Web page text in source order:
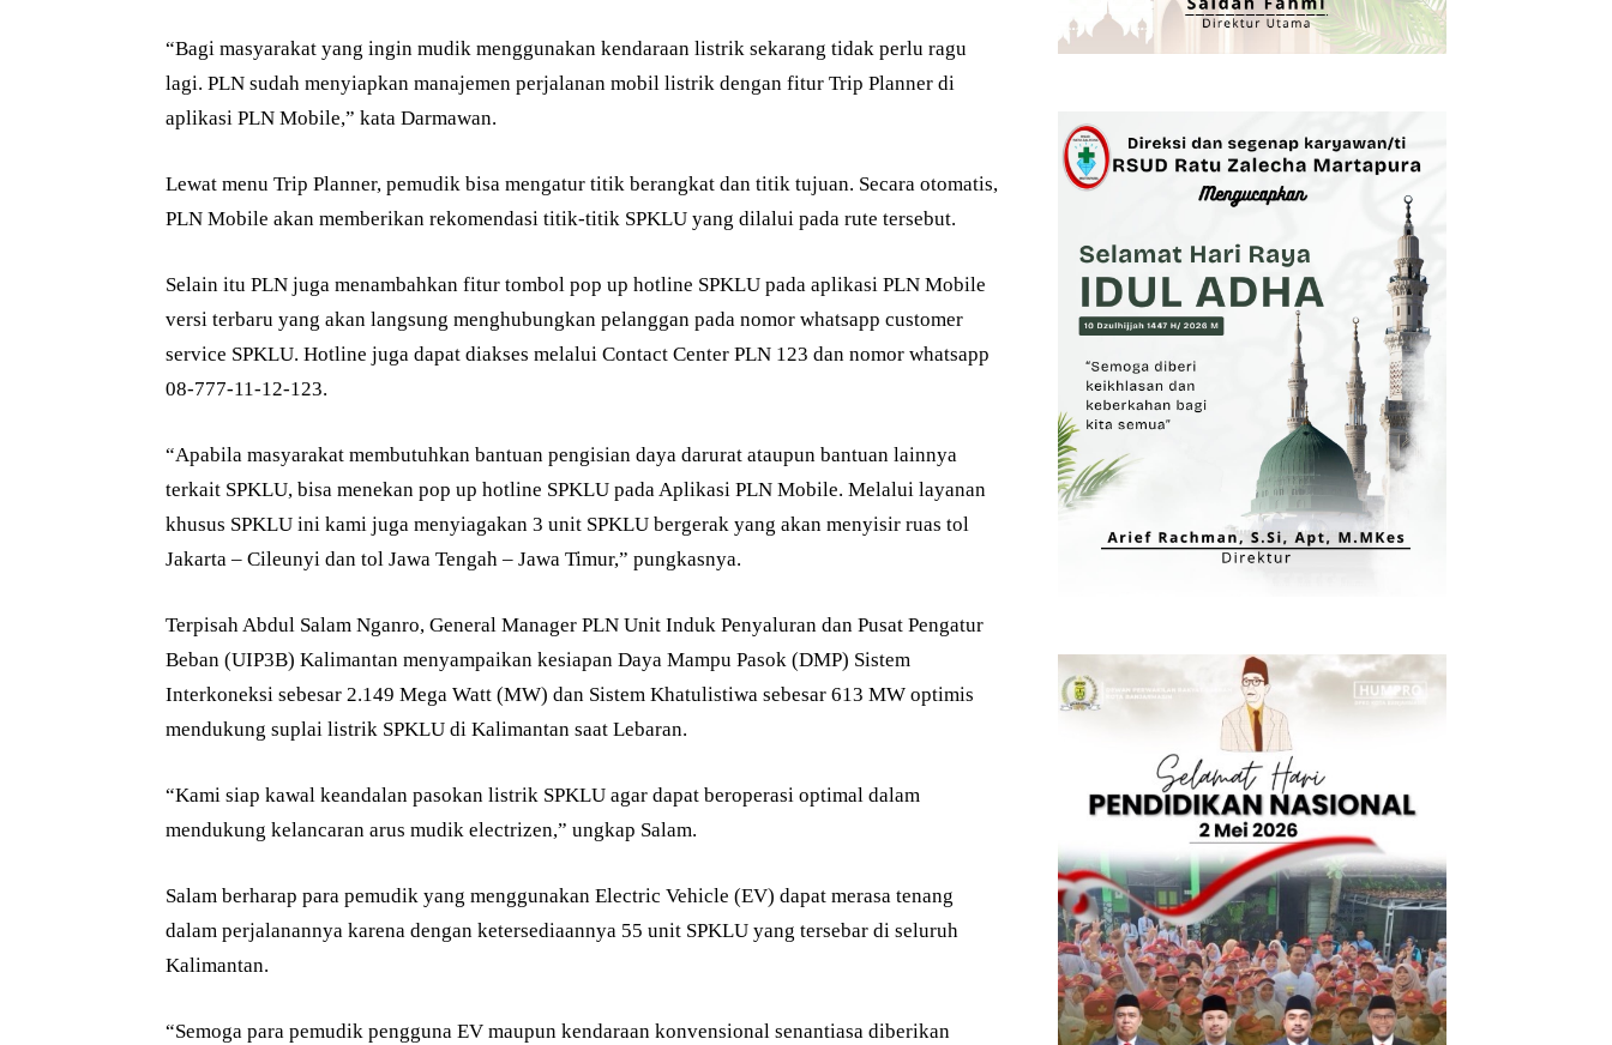
“Bagi masyarakat yang ingin mudik menggunakan kendaraan listrik sekarang tidak perlu ragu
lagi. PLN sudah menyiapkan manajemen perjalanan mobil listrik dengan fitur Trip Planner di
aplikasi PLN Mobile,” kata Darmawan.
Lewat menu Trip Planner, pemudik bisa mengatur titik berangkat dan titik tujuan. Secara otomatis,
PLN Mobile akan memberikan rekomendasi titik-titik SPKLU yang dilalui pada rute tersebut.
Selain itu PLN juga menambahkan fitur tombol pop up hotline SPKLU pada aplikasi PLN Mobile
versi terbaru yang akan langsung menghubungkan pelanggan pada nomor whatsapp customer
service SPKLU. Hotline juga dapat diakses melalui Contact Center PLN 123 dan nomor whatsapp
08-777-11-12-123.
“Apabila masyarakat membutuhkan bantuan pengisian daya darurat ataupun bantuan lainnya
terkait SPKLU, bisa menekan pop up hotline SPKLU pada Aplikasi PLN Mobile. Melalui layanan
khusus SPKLU ini kami juga menyiagakan 3 unit SPKLU bergerak yang akan menyisir ruas tol
Jakarta – Cileunyi dan tol Jawa Tengah – Jawa Timur,” pungkasnya.
Terpisah Abdul Salam Nganro, General Manager PLN Unit Induk Penyaluran dan Pusat Pengatur
Beban (UIP3B) Kalimantan menyampaikan kesiapan Daya Mampu Pasok (DMP) Sistem
Interkoneksi sebesar 2.149 Mega Watt (MW) dan Sistem Khatulistiwa sebesar 613 MW optimis
mendukung suplai listrik SPKLU di Kalimantan saat Lebaran.
“Kami siap kawal keandalan pasokan listrik SPKLU agar dapat beroperasi optimal dalam
mendukung kelancaran arus mudik electrizen,” ungkap Salam.
Salam berharap para pemudik yang menggunakan Electric Vehicle (EV) dapat merasa tenang
dalam perjalanannya karena dengan ketersediaannya 55 unit SPKLU yang tersebar di seluruh
Kalimantan.
“Semoga para pemudik pengguna EV maupun kendaraan konvensional senantiasa diberikan